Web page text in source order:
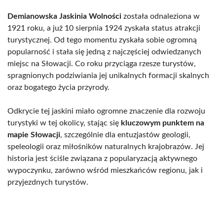
Demianowska Jaskinia Wolności została odnaleziona w
1921 roku, a już 10 sierpnia 1924 zyskała status atrakcji
turystycznej. Od tego momentu zyskała sobie ogromną
popularność i stała się jedną z najczęściej odwiedzanych
miejsc na Słowacji. Co roku przyciąga rzesze turystów,
spragnionych podziwiania jej unikalnych formacji skalnych
oraz bogatego życia przyrody.
Odkrycie tej jaskini miało ogromne znaczenie dla rozwoju
turystyki w tej okolicy, stając się kluczowym punktem na
mapie Słowacji, szczególnie dla entuzjastów geologii,
speleologii oraz miłośników naturalnych krajobrazów. Jej
historia jest ściśle związana z popularyzacją aktywnego
wypoczynku, zarówno wśród mieszkańców regionu, jak i
przyjezdnych turystów.